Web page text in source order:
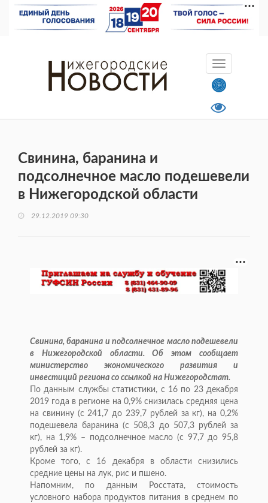
Свинина, баранина и
подсолнечное масло подешевели
в Нижегородской области
29.12.2019 09:30
Свинина, баранина и подсолнечное масло подешевели
в Нижегородской области. Об этом сообщает
министерство экономического развития и
инвестиций региона со ссылкой на Нижегородстат.
По данным службы статистики, с 16 по 23 декабря
2019 года в регионе на 0,9% снизилась средняя цена
на свинину (с 241,7 до 239,7 рублей за кг), на 0,2%
подешевела баранина (с 508,3 до 507,3 рублей за
кг), на 1,9% – подсолнечное масло (с 97,7 до 95,8
рублей за кг).
Кроме того, с 16 декабря в области снизились
средние цены на лук, рис и пшено.
Напомним, по данным Росстата, стоимость
условного набора продуктов питания в среднем по